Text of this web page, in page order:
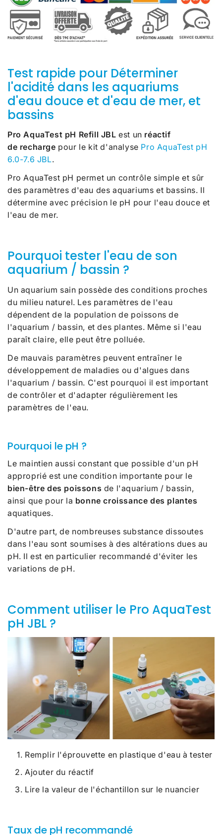
Test rapide pour Déterminer
l'acidité dans les aquariums
d'eau douce et d'eau de mer, et
bassins
Pro AquaTest pH Refill JBL est un réactif
de recharge pour le kit d'analyse Pro AquaTest pH
6.0-7.6 JBL.
Pro AquaTest pH permet un contrôle simple et sûr
des paramètres d'eau des aquariums et bassins. Il
détermine avec précision le pH pour l'eau douce et
l'eau de mer.
Pourquoi tester l'eau de son
aquarium / bassin ?
Un aquarium sain possède des conditions proches
du milieu naturel. Les paramètres de l'eau
dépendent de la population de poissons de
l'aquarium / bassin, et des plantes. Même si l'eau
paraît claire, elle peut être polluée.
De mauvais paramètres peuvent entraîner le
développement de maladies ou d'algues dans
l'aquarium / bassin. C'est pourquoi il est important
de contrôler et d'adapter régulièrement les
paramètres de l'eau.
Pourquoi le pH ?
Le maintien aussi constant que possible d'un pH
approprié est une condition importante pour le
bien-être des poissons de l'aquarium / bassin,
ainsi que pour la bonne croissance des plantes
aquatiques.
D'autre part, de nombreuses substance dissoutes
dans l'eau sont soumises à des altérations dues au
pH. Il est en particulier recommandé d'éviter les
variations de pH.
Comment utiliser le Pro AquaTest
pH JBL ?
Remplir l'éprouvette en plastique d'eau à tester
Ajouter du réactif
Lire la valeur de l'échantillon sur le nuancier
Taux de pH recommandé